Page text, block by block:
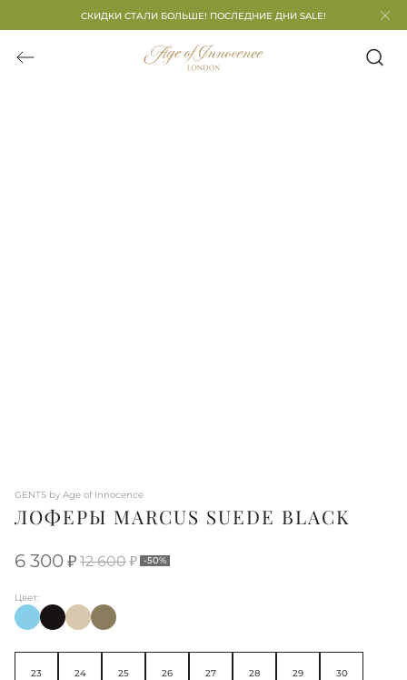
СКИДКИ СТАЛИ БОЛЬШЕ! ПОСЛЕДНИЕ ДНИ SALE!
GENTS by Age of Innocence
ЛОФЕРЫ MARCUS SUEDE BLACK
6 300 12 600 -50%
Цвет:
23 24 25 26 27 28 29 30